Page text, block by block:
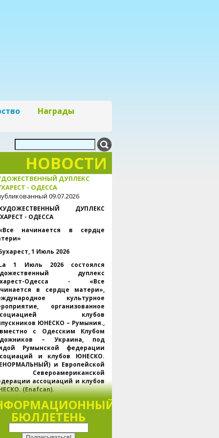
Награды
НОВОСТИ
ДУПЛЕКС
- ОДЕССА
09.07.2026
ДУПЛЕКС
- ОДЕССА
начинается в сердце
1 Июль 2026
1 Июль 2026 состоялся
дуплекс
Одесса - «Все
в сердце матери»,
культурное
организованное
клубов
ЮНЕСКО – Румыния.,
с Одесским Клубом
– Украина, под
Румынской федерации
и клубов ЮНЕСКО.
и Европейской
ассоциаций и клубов
(Enafcan).
одновременно в
и Одессе., через
Webex, мероприятие
региональных и
БЮЛЛЕТЕНЬ